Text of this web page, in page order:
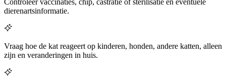
Controleer vaccinaties, chip, castratie of sterilisatie en eventuele
dierenartsinformatie.
Vraag hoe de kat reageert op kinderen, honden, andere katten, alleen
zijn en veranderingen in huis.